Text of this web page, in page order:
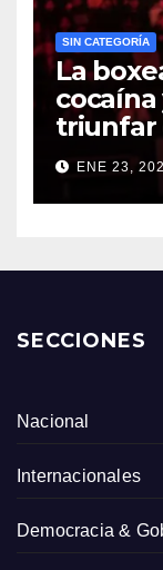
SIN CATEGORÍA
La
triunfar
ENE 23,
SECCIONES
Nacional
Internacionales
Democracia &